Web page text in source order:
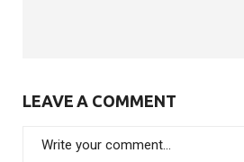
LEAVE A COMMENT